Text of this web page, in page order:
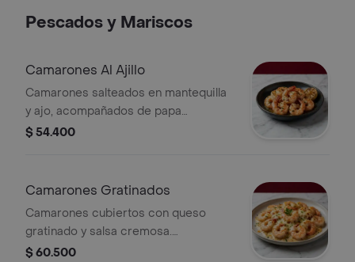
Pescados y Mariscos
Camarones Al Ajillo
Camarones salteados en mantequilla
y ajo, acompañados de papa
francesas y ensalada fresca
$ 54.400
Camarones Gratinados
Camarones cubiertos con queso
gratinado y salsa cremosa.
Acompañados con papa francesas o
$ 60.500